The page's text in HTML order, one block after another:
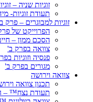
זוגיות שניה –
תעודת זוגיות-
זוגיות למבוגרים – פרק
הפרוייקט של
הסכם ממון –
צוואה בפרק ב'
פנסיה וזוגיות
מגורים בפרק ב'
צוואה וירושה
תכנון צוואה
תעודת נצח™ –